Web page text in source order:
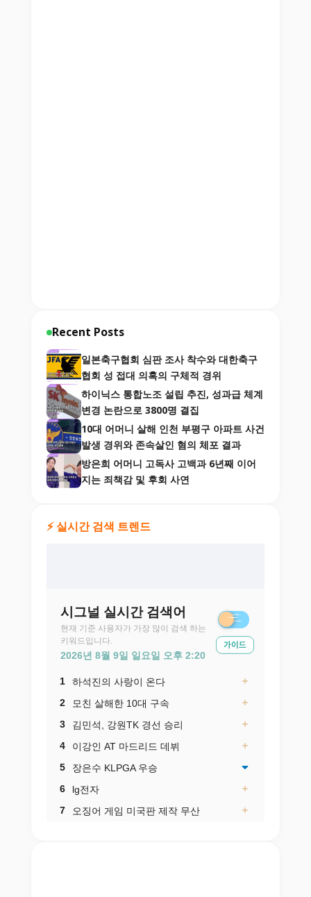
Recent Posts
일본축구협회 심판 조사 착수와 대한축구
협회 성 접대 의혹의 구체적 경위
하이닉스 통합노조 설립 추진, 성과급 체계
변경 논란으로 3800명 결집
10대 어머니 살해 인천 부평구 아파트 사건
발생 경위와 존속살인 혐의 체포 결과
방은희 어머니 고독사 고백과 6년째 이어
지는 죄책감 및 후회 사연
⚡ 실시간 검색 트렌드